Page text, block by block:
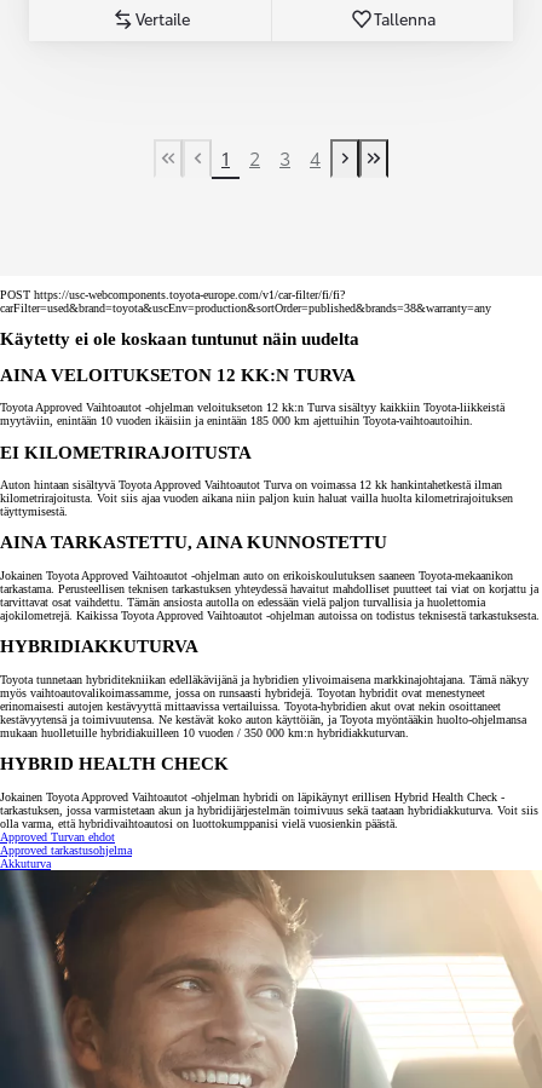
Vertaile Tallenna
First Page
Previous page
1 2 3 4
Next page
Last Page
POST https://usc-webcomponents.toyota-europe.com/v1/car-filter/fi/fi?
carFilter=used&brand=toyota&uscEnv=production&sortOrder=published&brands=38&warranty=any
Käytetty ei ole koskaan tuntunut näin uudelta
AINA VELOITUKSETON 12 KK:N TURVA
Toyota Approved Vaihtoautot -ohjelman veloitukseton 12 kk:n Turva sisältyy kaikkiin Toyota-liikkeistä
myytäviin, enintään 10 vuoden ikäisiin ja enintään 185 000 km ajettuihin Toyota-vaihtoautoihin.
EI KILOMETRIRAJOITUSTA
Auton hintaan sisältyvä Toyota Approved Vaihtoautot Turva on voimassa 12 kk hankintahetkestä ilman
kilometrirajoitusta. Voit siis ajaa vuoden aikana niin paljon kuin haluat vailla huolta kilometrirajoituksen
täyttymisestä.
AINA TARKASTETTU, AINA KUNNOSTETTU
Jokainen Toyota Approved Vaihtoautot -ohjelman auto on erikoiskoulutuksen saaneen Toyota-mekaanikon
tarkastama. Perusteellisen teknisen tarkastuksen yhteydessä havaitut mahdolliset puutteet tai viat on korjattu ja
tarvittavat osat vaihdettu. Tämän ansiosta autolla on edessään vielä paljon turvallisia ja huolettomia
ajokilometrejä. Kaikissa Toyota Approved Vaihtoautot -ohjelman autoissa on todistus teknisestä tarkastuksesta.
HYBRIDIAKKUTURVA
Toyota tunnetaan hybriditekniikan edelläkävijänä ja hybridien ylivoimaisena markkinajohtajana. Tämä näkyy
myös vaihtoautovalikoimassamme, jossa on runsaasti hybridejä. Toyotan hybridit ovat menestyneet
erinomaisesti autojen kestävyyttä mittaavissa vertailuissa. Toyota-hybridien akut ovat nekin osoittaneet
kestävyytensä ja toimivuutensa. Ne kestävät koko auton käyttöiän, ja Toyota myöntääkin huolto-ohjelmansa
mukaan huolletuille hybridiakuilleen 10 vuoden / 350 000 km:n hybridiakkuturvan.
HYBRID HEALTH CHECK
Jokainen Toyota Approved Vaihtoautot -ohjelman hybridi on läpikäynyt erillisen Hybrid Health Check -
tarkastuksen, jossa varmistetaan akun ja hybridijärjestelmän toimivuus sekä taataan hybridiakkuturva. Voit siis
olla varma, että hybridivaihtoautosi on luottokumppanisi vielä vuosienkin päästä.
Approved Turvan ehdot
Approved tarkastusohjelma
Akkuturva